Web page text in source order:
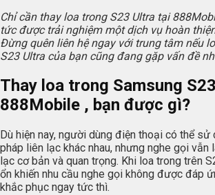
Chỉ cần thay loa trong S23 Ultra tại
tức được trải nghiệm một dịch vụ hoàn
Đừng quên liên hệ ngay với trung tâm nếu
S23 Ultra của bạn cũng đang gặp vấn đề
Thay loa trong Samsung
888Mobile , bạn được gì?
Dù hiện nay, người dùng điện thoại có thể sử
pháp liên lạc khác nhau, nhưng nghe gọi vẫn
lạc cơ bản và quan trọng. Khi loa trong trên
ổn khiến nhu cầu nghe gọi không được đáp
khắc phục ngay tức thì.